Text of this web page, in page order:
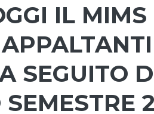
IL
SEGUITO